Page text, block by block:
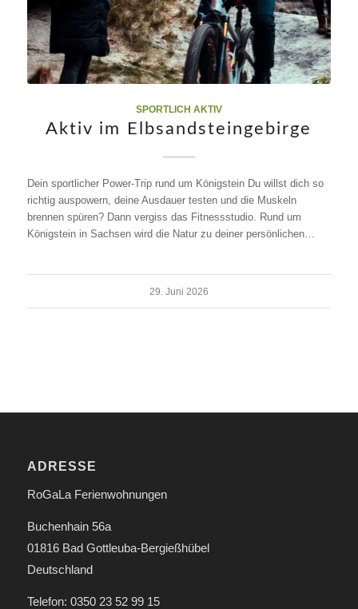
SPORTLICH AKTIV
Aktiv im Elbsandsteingebirge
Dein sportlicher Power-Trip rund um Königstein Du willst dich so
richtig auspowern, deine Ausdauer testen und die Muskeln
brennen spüren? Dann vergiss das Fitnessstudio. Rund um
Königstein in Sachsen wird die Natur zu deiner persönlichen…
29. Juni 2026
ADRESSE
RoGaLa Ferienwohnungen
Buchenhain 56a
01816 Bad Gottleuba-Bergießhübel
Deutschland
Telefon: 0350 23 52 99 15